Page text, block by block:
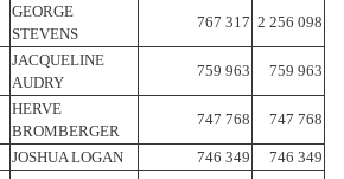
GEORGE
STEVENS
767 317 2 256 098
JACQUELINE
AUDRY
759 963 759 963
HERVE
BROMBERGER
747 768 747 768
JOSHUA LOGAN 746 349 746 349